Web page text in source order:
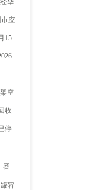
华
市应
15
空
收
停
容
容